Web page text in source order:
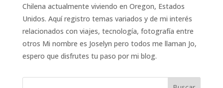
Chilena actualmente viviendo en Oregon, Estados
Unidos. Aquí registro temas variados y de mi interés
relacionados con viajes, tecnología, fotografía entre
otros Mi nombre es Joselyn pero todos me llaman Jo,
espero que disfrutes tu paso por mi blog.